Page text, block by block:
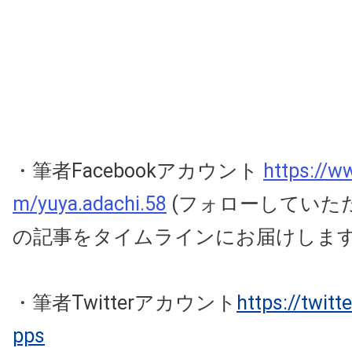
・筆者Facebookアカウント https://
m/yuya.adachi.58 (フォローしていた
の記事をタイムラインにお届けしま
・筆者Twitterアカウント https://
pps